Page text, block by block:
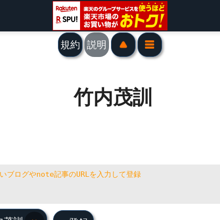
規約 説明
竹内茂訓